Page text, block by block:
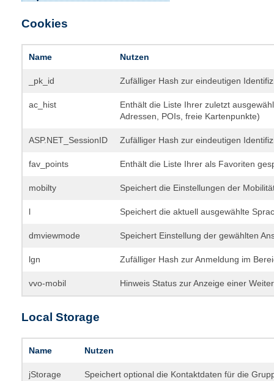
Cookies
Name Nutzen
_pk_id Zufälliger Hash zur eindeutigen
ac_hist
Enthält die Liste Ihrer zuletzt
Adressen, POIs, freie Kartenpunkte)
ASP.NET_SessionID Zufälliger Hash zur eindeutigen
fav_points Enthält die Liste Ihrer als Favoriten
mobilty Speichert die Einstellungen der
l Speichert die aktuell ausgewählte
dmviewmode Speichert Einstellung der gewählten
lgn Zufälliger Hash zur Anmeldung im
vvo-mobil Hinweis Status zur Anzeige einer
Local Storage
Name Nutzen
jStorage Speichert optional die Kontaktdaten für die